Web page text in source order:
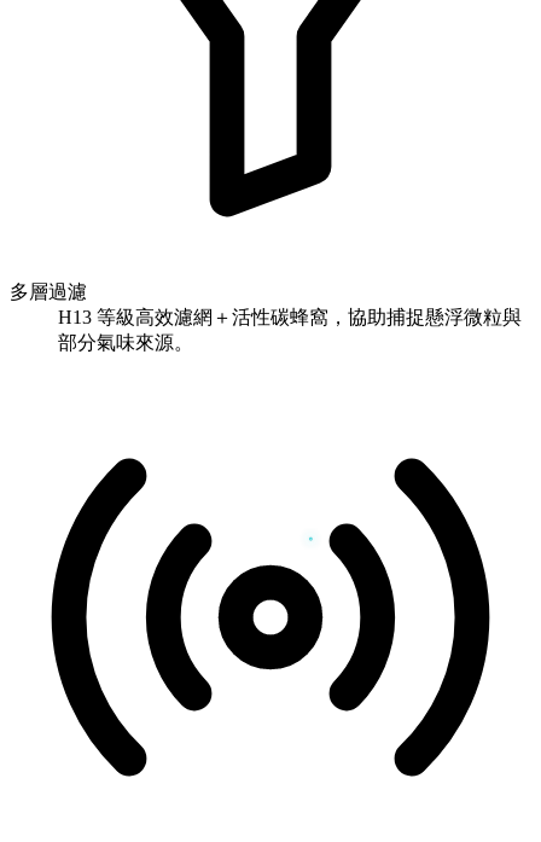
多層過濾
H13 等級高效濾網＋活性碳蜂窩，協助捕捉懸浮微粒與
部分氣味來源。